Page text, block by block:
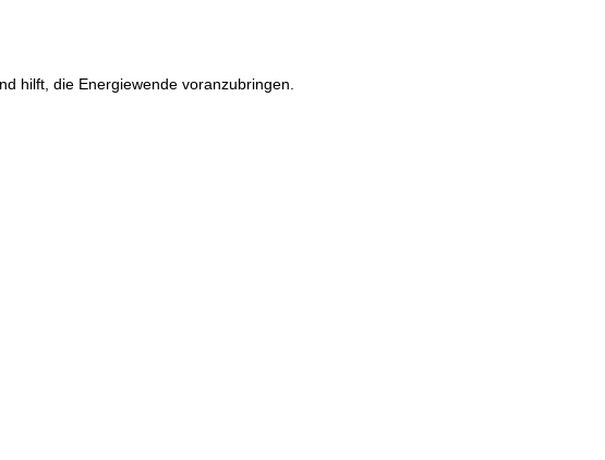
hilft, die Energiewende voranzubringen.